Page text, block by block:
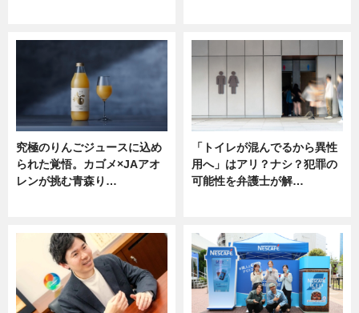
究極のりんごジュースに込め
られた覚悟。カゴメ×JAアオ
レンが挑む青森り…
「トイレが混んでるから異性
用へ」はアリ？ナシ？犯罪の
可能性を弁護士が解…